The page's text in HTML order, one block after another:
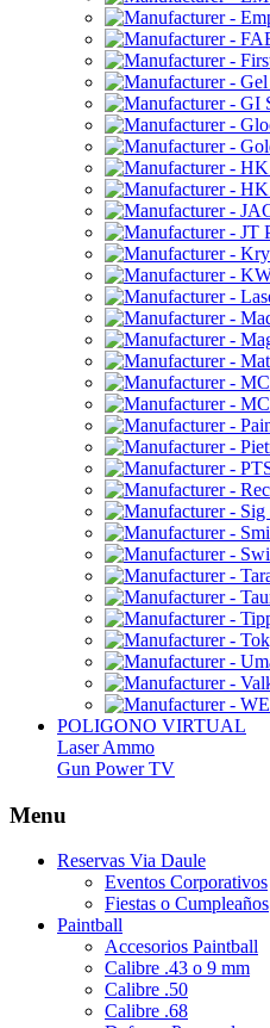
POLIGONO VIRTUAL
Laser Ammo
Gun Power TV
Menu
Reservas Via Daule
Eventos Corporativos
Fiestas o Cumpleaños
Paintball
Accesorios Paintball
Calibre .43 o 9 mm
Calibre .50
Calibre .68